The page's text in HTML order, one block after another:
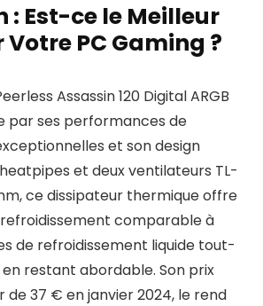
: Est-ce le Meilleur
PC Gaming ?
Assassin 120 Digital ARGB
par ses performances de
et son design
et deux ventilateurs TL-
ce dissipateur thermique offre
comparable à
de refroidissement liquide tout-
restant abordable. Son prix
37 € en janvier 2024, le rend